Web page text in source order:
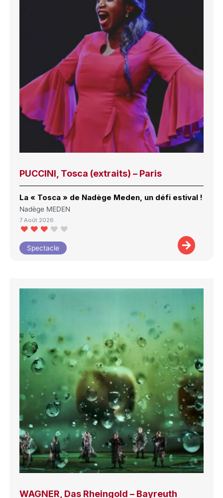
PUCCINI, Tosca (extraits) – Paris
La « Tosca » de Nadège Meden, un défi estival !
Nadège MEDEN
7 Août 2026
Spectacle
WAGNER, Das Rheingold – Bayreuth